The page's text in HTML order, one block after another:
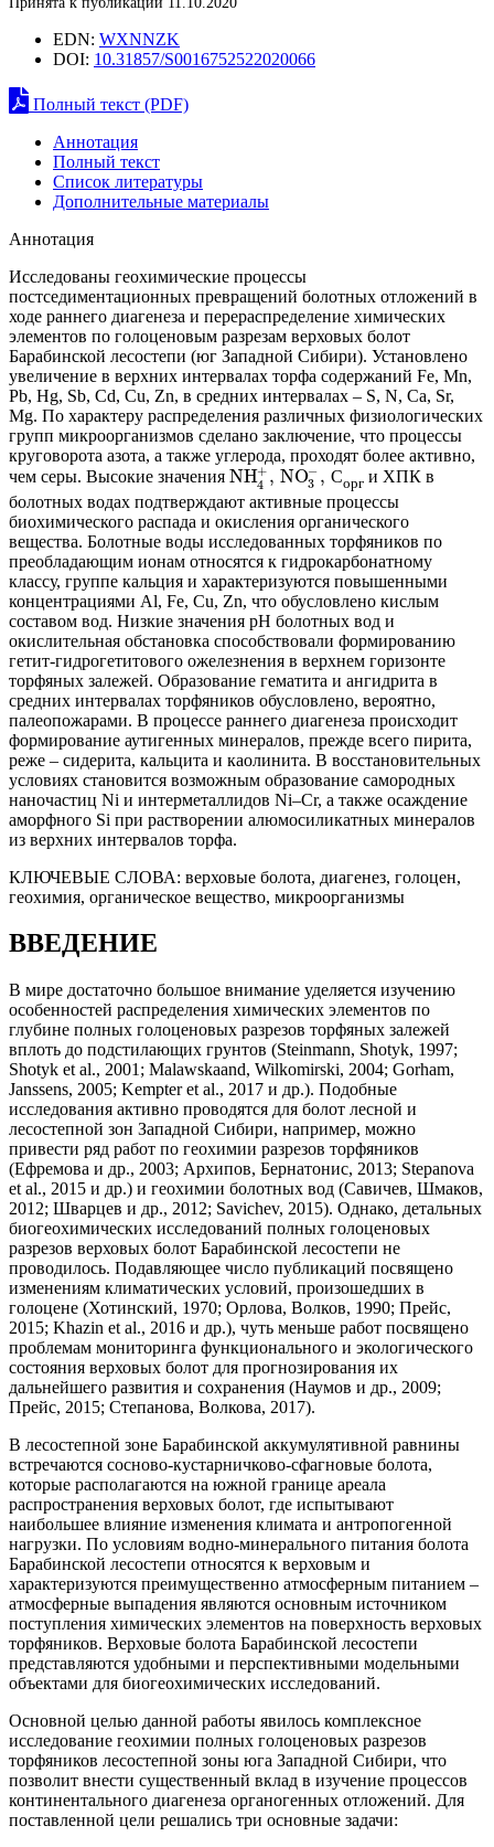
EDN: WXNNZK
DOI: 10.31857/S0016752522020066
Полный текст (PDF)
Аннотация
Полный текст
Список литературы
Дополнительные материалы
Аннотация
Исследованы геохимические процессы
постседиментационных превращений болотных отложений в
ходе раннего диагенеза и перераспределение химических
элементов по голоценовым разрезам верховых болот
Барабинской лесостепи (юг Западной Сибири). Установлено
увеличение в верхних интервалах торфа содержаний Fe, Mn,
Pb, Hg, Sb, Cd, Cu, Zn, в средних интервалах – S, N, Ca, Sr,
Mg. По характеру распределения различных физиологических
групп микроорганизмов сделано заключение, что процессы
круговорота азота, а также углерода, проходят более активно,
чем серы. Высокие значения NH+
4 , NO−
3 , Сорг и ХПК в
болотных водах подтверждают активные процессы
биохимического распада и окисления органического
вещества. Болотные воды исследованных торфяников по
преобладающим ионам относятся к гидрокарбонатному
классу, группе кальция и характеризуются повышенными
концентрациями Al, Fe, Cu, Zn, что обусловлено кислым
составом вод. Низкие значения pH болотных вод и
окислительная обстановка способствовали формированию
гетит-гидрогетитового ожелезнения в верхнем горизонте
торфяных залежей. Образование гематита и ангидрита в
средних интервалах торфяников обусловлено, вероятно,
палеопожарами. В процессе раннего диагенеза происходит
формирование аутигенных минералов, прежде всего пирита,
реже – сидерита, кальцита и каолинита. В восстановительных
условиях становится возможным образование самородных
наночастиц Ni и интерметаллидов Ni–Cr, а также осаждение
аморфного Si при растворении алюмосиликатных минералов
из верхних интервалов торфа.
КЛЮЧЕВЫЕ СЛОВА: верховые болота, диагенез, голоцен,
геохимия, органическое вещество, микроорганизмы
ВВЕДЕНИЕ
В мире достаточно большое внимание уделяется изучению
особенностей распределения химических элементов по
глубине полных голоценовых разрезов торфяных залежей
вплоть до подстилающих грунтов (Steinmann, Shotyk, 1997;
Shotyk et al., 2001; Malawskaand, Wilkomirski, 2004; Gorham,
Janssens, 2005; Kempter et al., 2017 и др.). Подобные
исследования активно проводятся для болот лесной и
лесостепной зон Западной Сибири, например, можно
привести ряд работ по геохимии разрезов торфяников
(Ефремова и др., 2003; Архипов, Бернатонис, 2013; Stepanova
et al., 2015 и др.) и геохимии болотных вод (Савичев, Шмаков,
2012; Шварцев и др., 2012; Savichev, 2015). Однако, детальных
биогеохимических исследований полных голоценовых
разрезов верховых болот Барабинской лесостепи не
проводилось. Подавляющее число публикаций посвящено
изменениям климатических условий, произошедших в
голоцене (Хотинский, 1970; Орлова, Волков, 1990; Прейс,
2015; Khazin et al., 2016 и др.), чуть меньше работ посвящено
проблемам мониторинга функционального и экологического
состояния верховых болот для прогнозирования их
дальнейшего развития и сохранения (Наумов и др., 2009;
Прейс, 2015; Степанова, Волкова, 2017).
В лесостепной зоне Барабинской аккумулятивной равнины
встречаются сосново-кустарничково-сфагновые болота,
которые располагаются на южной границе ареала
распространения верховых болот, где испытывают
наибольшее влияние изменения климата и антропогенной
нагрузки. По условиям водно-минерального питания болота
Барабинской лесостепи относятся к верховым и
характеризуются преимущественно атмосферным питанием –
атмосферные выпадения являются основным источником
поступления химических элементов на поверхность верховых
торфяников. Верховые болота Барабинской лесостепи
представляются удобными и перспективными модельными
объектами для биогеохимических исследований.
Основной целью данной работы явилось комплексное
исследование геохимии полных голоценовых разрезов
торфяников лесостепной зоны юга Западной Сибири, что
позволит внести существенный вклад в изучение процессов
континентального диагенеза органогенных отложений. Для
поставленной цели решались три основные задачи: